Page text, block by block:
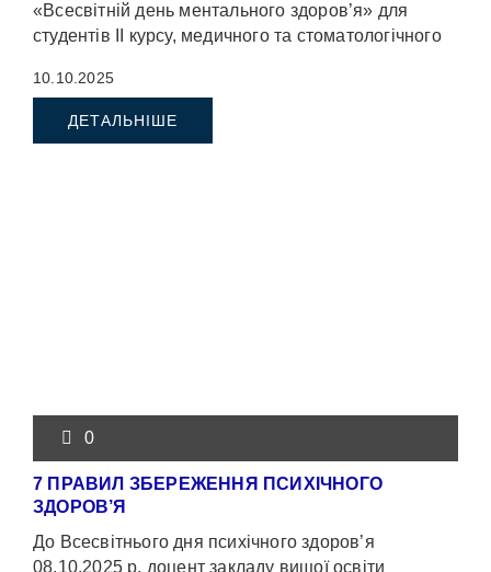
«Всесвітній день ментального здоров’я» для
студентів ІІ курсу, медичного та стоматологічного
Пентелейчук […]
10.10.2025
ДЕТАЛЬНІШЕ
0
7 ПРАВИЛ ЗБЕРЕЖЕННЯ ПСИХІЧНОГО
ЗДОРОВ’Я
До Всесвітнього дня психічного здоров’я
08.10.2025 р. доцент закладу вищої освіти